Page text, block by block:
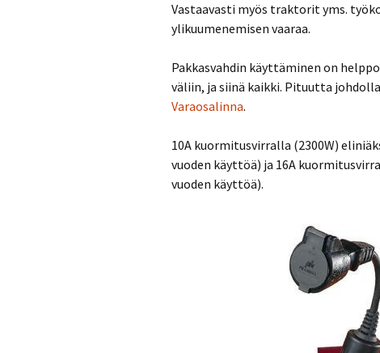
Vastaavasti myös traktorit yms.
ylikuumenemisen vaaraa.
Pakkasvahdin käyttäminen on
väliin, ja siinä kaikki. Pituutta
Varaosalinna.
10A kuormitusvirralla (2300W)
vuoden käyttöä) ja 16A
vuoden käyttöä).